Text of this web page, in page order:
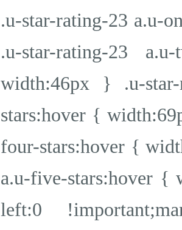
.u-star-rating-23 a.u-
.u-star-rating-23
width:46px } .u-
stars:hover {
four-stars:hover {
a.u-five-stars:hover {
left:0